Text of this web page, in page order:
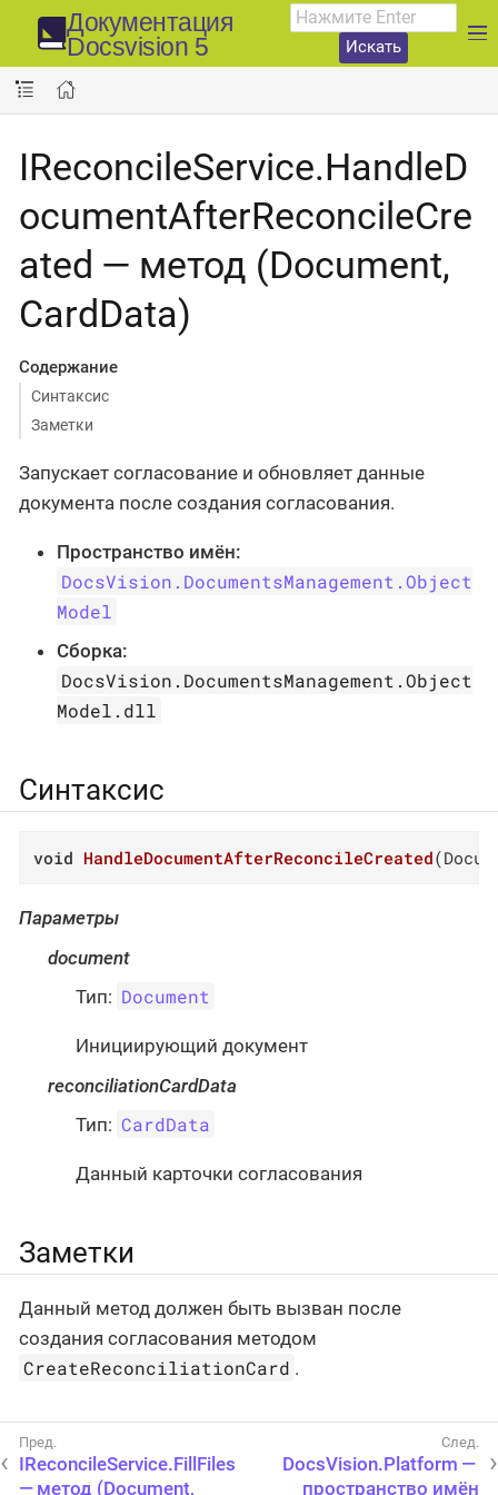
Документация
Docsvision 5
Искать
IReconcileService.HandleD
ocumentAfterReconcileCre
ated — метод (Document,
CardData)
Содержание
Синтаксис
Заметки
Запускает согласование и обновляет данные
документа после создания согласования.
Пространство имён:
DocsVision.DocumentsManagement.Object
Model
Сборка:
DocsVision.DocumentsManagement.Object
Model.dll
Синтаксис
void HandleDocumentAfterReconcileCreated(
Параметры
document
Тип: Document
Инициирующий документ
reconciliationCardData
Тип: CardData
Данный карточки согласования
Заметки
Данный метод должен быть вызван после
создания согласования методом
CreateReconciliationCard .
IReconcileService.FillFiles
— метод (Document,
DocsVision.Platform —
пространство имён